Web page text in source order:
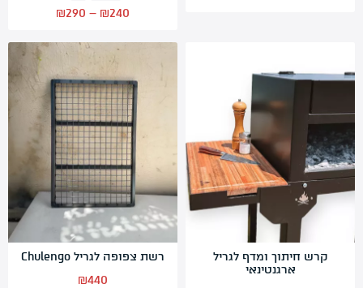
₪240
–
₪290
₪240
through
₪290
קרש חיתוך ומדף לגריל
ארגנטינאי
רשת צפופה לגריל Chulengo
₪440